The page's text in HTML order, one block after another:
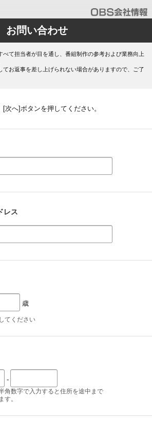
お問い合わせ
べて担当者が目を通し、番組制作の参考および業務向上
てお返事を差し上げられない場合がありますので、ご了
次へ]ボタンを押してください。
レス
歳
てください
-
角数字で入力すると住所を途中まで
す。